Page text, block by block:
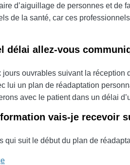
d’aiguillage de personnes et de
de la santé, car ces
délai allez-vous
jours ouvrables suivant la réception
lui un plan de réadaptation
avec le patient dans un délai
vais-je recevoir
qui suit le début du plan de